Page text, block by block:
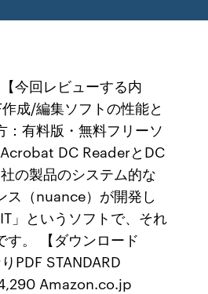
今回レビューする内
成/編集ソフトの性能と
：有料版・無料フリーソ
DC ReaderとDC
の製品のシステム的な
ス（nuance）が開発し
」というソフトで、それ
す。 【ダウンロード
PDF STANDARD
Amazon.co.jp